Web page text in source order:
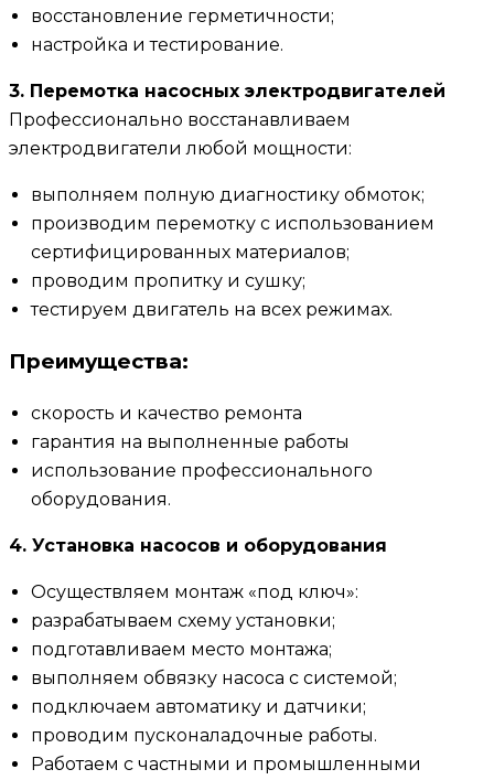
восстановление герметичности;
настройка и тестирование.
3. Перемотка насосных электродвигателей
Профессионально восстанавливаем
электродвигатели любой мощности:
выполняем полную диагностику обмоток;
производим перемотку с использованием
сертифицированных материалов;
проводим пропитку и сушку;
тестируем двигатель на всех режимах.
Преимущества:
скорость и качество ремонта
гарантия на выполненные работы
использование профессионального
оборудования.
4. Установка насосов и оборудования
Осуществляем монтаж «под ключ»:
разрабатываем схему установки;
подготавливаем место монтажа;
выполняем обвязку насоса с системой;
подключаем автоматику и датчики;
проводим пусконаладочные работы.
Работаем с частными и промышленными